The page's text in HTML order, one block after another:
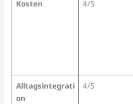
Kosten
4/5
Alltagsintegrati
on
4/5